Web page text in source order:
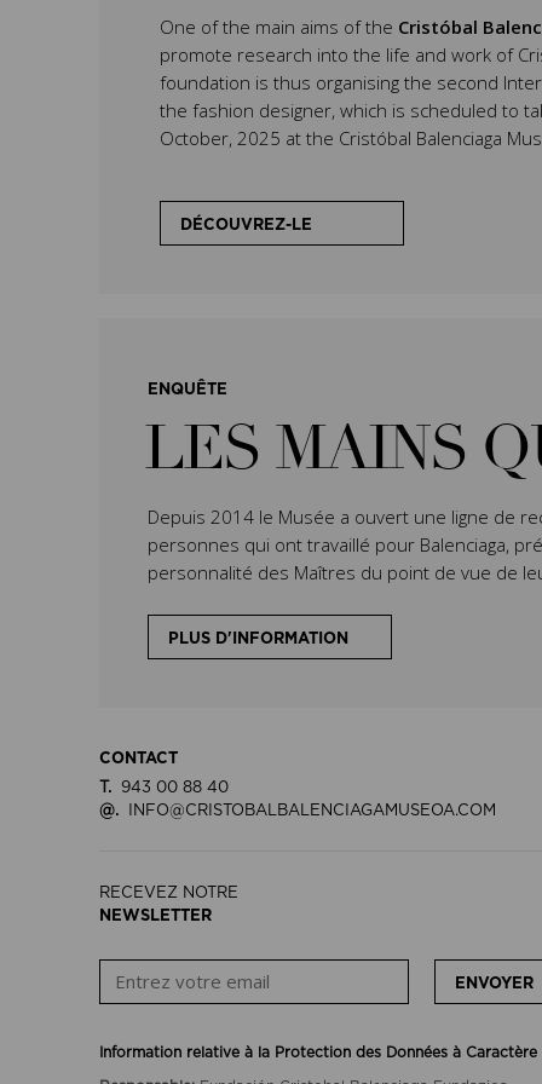
One of the main aims of the Cristóbal
promote research into the life and work of
foundation is thus organising the second
the fashion designer, which is scheduled to
October, 2025 at the Cristóbal Balenciaga
DÉCOUVREZ-LE
ENQUÊTE
LES MAINS
Depuis 2014 le Musée a ouvert une ligne de
personnes qui ont travaillé pour Balenciaga,
personnalité des Maîtres du point de vue de
PLUS D'INFORMATION
CONTACT
T.
943 00 88 40
@.
INFO@CRISTOBALBALENCIAGAMUSEOA.COM
RECEVEZ NOTRE
NEWSLETTER
ENVOYER
Information relative à la Protection des Données à Caractère